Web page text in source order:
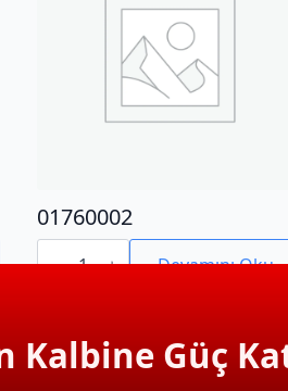
01760002
01760002
adet Devamını Oku
Kalbine Güç